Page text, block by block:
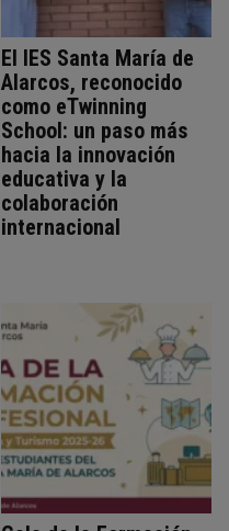
El IES Santa María de
Alarcos, reconocido
como eTwinning
School: un paso más
hacia la innovación
educativa y la
colaboración
internacional